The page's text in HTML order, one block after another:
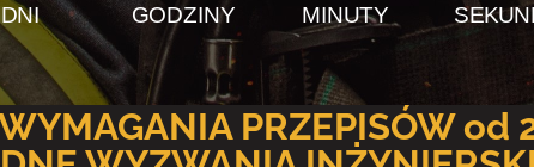
DNI GODZINY MINUTY
PRZEPISÓW od